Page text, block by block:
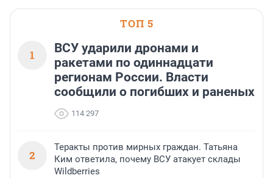
ТОП 5
1
ВСУ ударили дронами и
ракетами по одиннадцати
регионам России. Власти
сообщили о погибших и раненых
114 297
2
Теракты против мирных граждан. Татьяна
Ким ответила, почему ВСУ атакует склады
Wildberries